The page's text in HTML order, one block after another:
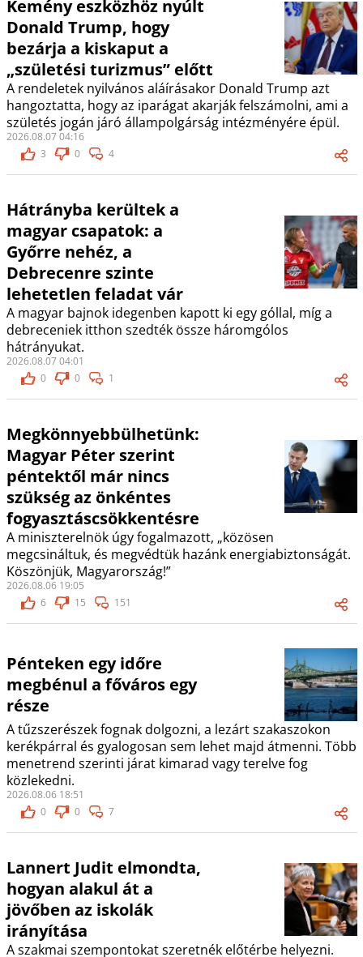
Kemény eszközhöz nyúlt
Donald Trump, hogy
bezárja a kiskaput a
„születési turizmus” előtt
A rendeletek nyilvános aláírásakor Donald Trump azt
hangoztatta, hogy az iparágat akarják felszámolni, ami a
születés jogán járó állampolgárság intézményére épül.
2026.08.07 04:16
3
0 4
Hátrányba kerültek a
magyar csapatok: a
Győrre nehéz, a
Debrecenre szinte
lehetetlen feladat vár
A magyar bajnok idegenben kapott ki egy góllal, míg a
debreceniek itthon szedték össze háromgólos
hátrányukat.
2026.08.07 04:01
0
0 1
Megkönnyebbülhetünk:
Magyar Péter szerint
péntektől már nincs
szükség az önkéntes
fogyasztáscsökkentésre
A miniszterelnök úgy fogalmazott, „közösen
megcsináltuk, és megvédtük hazánk energiabiztonságát.
Köszönjük, Magyarország!”
2026.08.06 19:05
6
15 151
Pénteken egy időre
megbénul a főváros egy
része
A tűzszerészek fognak dolgozni, a lezárt szakaszokon
kerékpárral és gyalogosan sem lehet majd átmenni. Több
menetrend szerinti járat kimarad vagy terelve fog
közlekedni.
2026.08.06 18:51
0
0 7
Lannert Judit elmondta,
hogyan alakul át a
jövőben az iskolák
irányítása
A szakmai szempontokat szeretnék előtérbe helyezni.